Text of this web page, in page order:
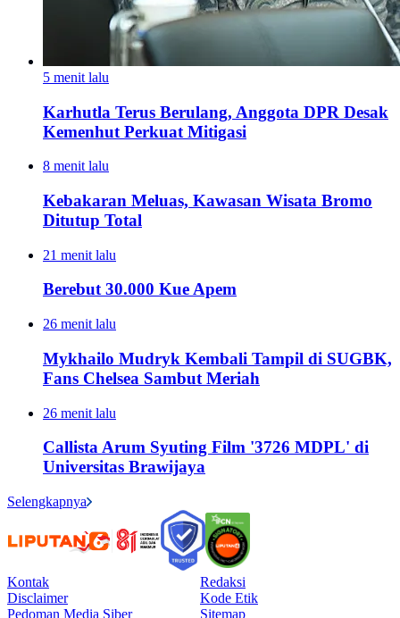
5 menit lalu
Karhutla Terus Berulang, Anggota DPR Desak
Kemenhut Perkuat Mitigasi
8 menit lalu
Kebakaran Meluas, Kawasan Wisata Bromo
Ditutup Total
21 menit lalu
Berebut 30.000 Kue Apem
26 menit lalu
Mykhailo Mudryk Kembali Tampil di SUGBK,
Fans Chelsea Sambut Meriah
26 menit lalu
Callista Arum Syuting Film '3726 MDPL' di
Universitas Brawijaya
Selengkapnya
Kontak
Redaksi
Disclaimer
Kode Etik
Pedoman Media Siber
Sitemap